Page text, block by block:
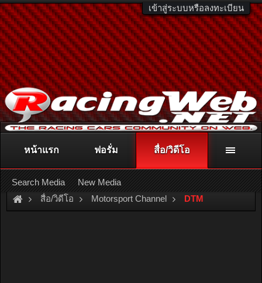
เข้าสู่ระบบหรือลงทะเบียน
ติดต่อลงโฆษณา racingweb@gmail.comหรือโทร. 081-811-1138
หรืออ่านรายละเอียดเพิ่มเติม คลิกที่นี่
สื่อ/วิดีโอ Motorsport Channel DTM
หน้าแรก ฟอรั่ม สื่อ/วิดีโอ
Search Media New Media